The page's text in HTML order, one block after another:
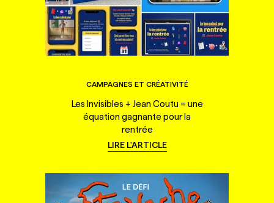
CAMPAGNES ET CRÉATIVITÉ
Les Invisibles + Jean Coutu = une
équation gagnante pour la
rentrée
LIRE L'ARTICLE